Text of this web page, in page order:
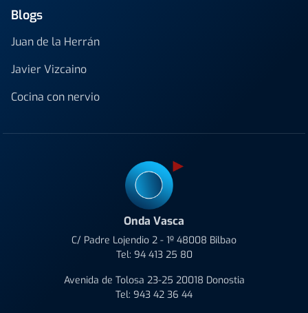
Blogs
Juan de la Herrán
Javier Vizcaino
Cocina con nervio
Onda Vasca
C/ Padre Lojendio 2 - 1º 48008 Bilbao
Tel: 94 413 25 80
Avenida de Tolosa 23-25 20018 Donostia
Tel: 943 42 36 44